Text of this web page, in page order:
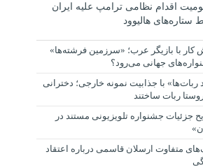
اقدام نظامی ترامپ علیه ایران
ستاره‌های هالیوود
کار با بازیگر عرب؛ «سرزمین فرشته‌ها»
جهانی می‌رود؟
ربات‌ها» با جذابیت نمونه خارجی؛ دخترانی
ربات ساختند
جزئیات جشنواره‌ تلویزیونی مستند در
متفاوت ارسلان قاسمی درباره اعتقاد